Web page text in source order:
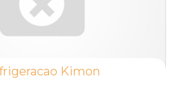
Kimon